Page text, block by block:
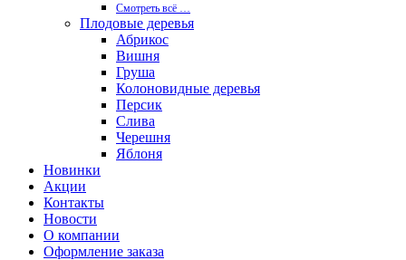
Смотреть вcё …
Плодовые деревья
Абрикос
Вишня
Груша
Колоновидные деревья
Персик
Слива
Черешня
Яблоня
Новинки
Акции
Контакты
Новости
О компании
Оформление заказа